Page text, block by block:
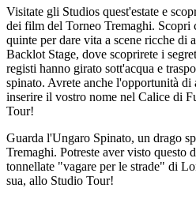
Visitate gli Studios quest'estate e
dei film del Torneo Tremaghi. Scopri
quinte per dare vita a scene ricche di
Backlot Stage, dove scoprirete i
registi hanno girato sott'acqua e
spinato. Avrete anche l'opportunità
inserire il vostro nome nel Calice di
Tour!
Guarda l'Ungaro Spinato, un drago
Tremaghi. Potreste aver visto questo
tonnellate "vagare per le strade" di
sua, allo Studio Tour!